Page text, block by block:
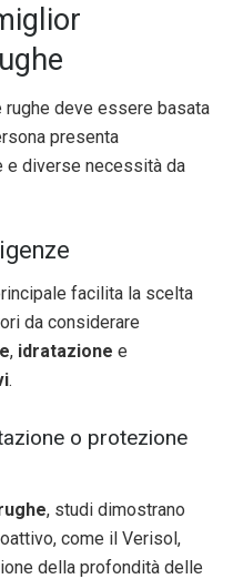
deve essere basata
presenta
e diverse necessità da
facilita la scelta
da considerare
, idratazione e
.
o protezione
, studi dimostrano
come il Verisol,
della profondità delle